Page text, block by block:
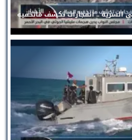
السرية .. انفجارات تكشف ماتخفيه